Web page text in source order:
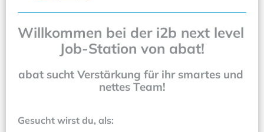
Willkommen bei der i2b next level
Job-Station von abat!
abat sucht Verstärkung für ihr smartes und
nettes Team!
Gesucht wirst du, als: